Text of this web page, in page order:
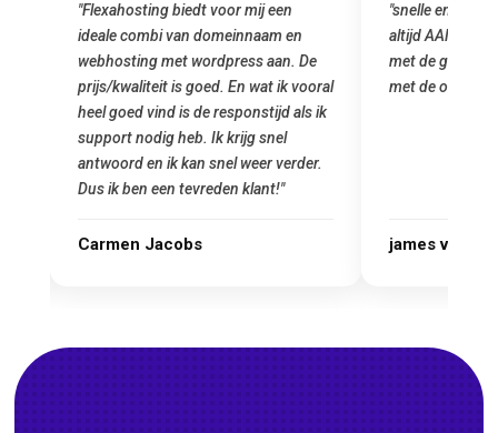
"Flexahosting biedt voor mij een
ideale combi van domeinnaam en
webhosting met wordpress aan. De
prijs/kwaliteit is goed. En wat ik vooral
heel goed vind is de responstijd als ik
support nodig heb. Ik krijg snel
antwoord en ik kan snel weer verder.
Dus ik ben een tevreden klant!"
Carmen Jacobs
"snelle en
altijd AAN (:
met de grote
met de
james van